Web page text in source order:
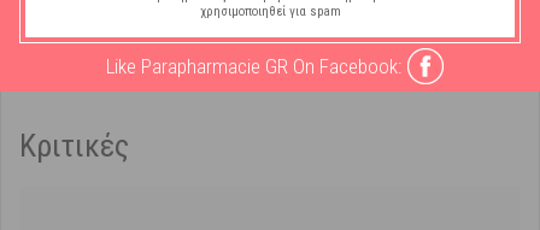
Beauty Spring
Κριτικές
χρησιμοποιηθεί για spam
Like Parapharmacie GR On Facebook: